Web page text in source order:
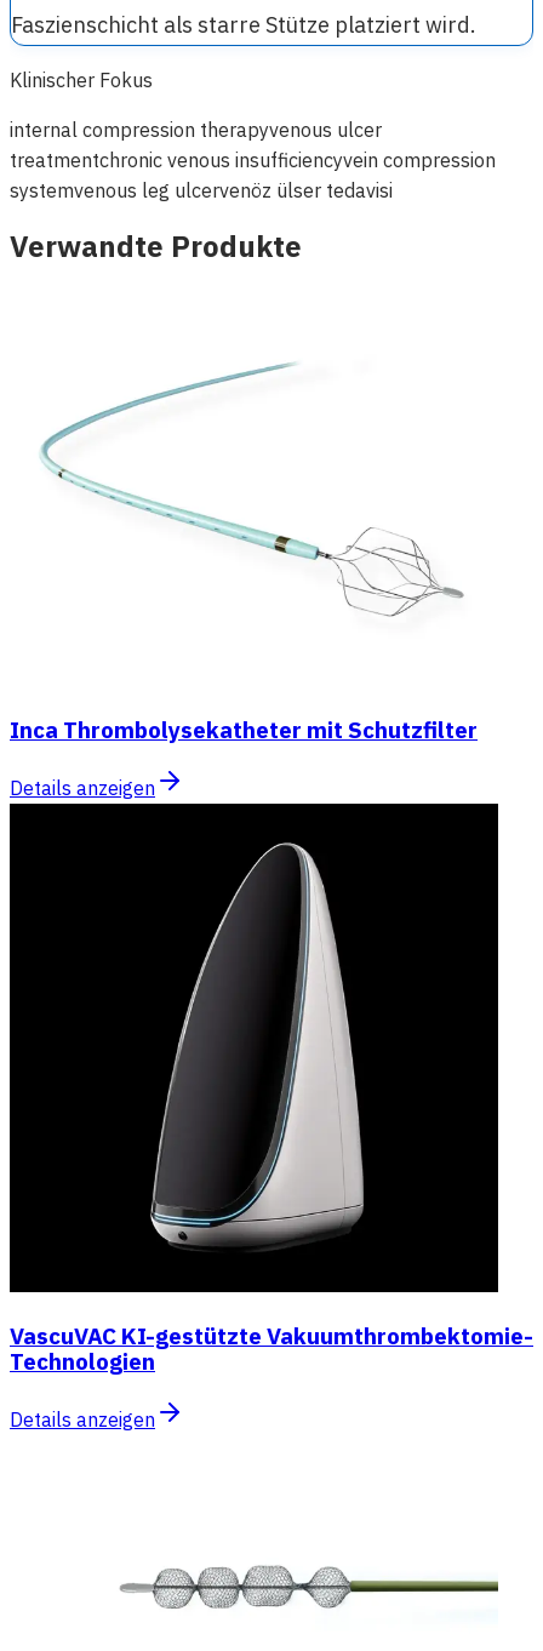
Faszienschicht als starre Stütze platziert wird.
Klinischer Fokus
internal compression therapyvenous ulcer
treatmentchronic venous insufficiencyvein compression
systemvenous leg ulcervenöz ülser tedavisi
Verwandte Produkte
Inca Thrombolysekatheter mit Schutzfilter
Details anzeigen
VascuVAC KI-gestützte Vakuumthrombektomie-
Technologien
Details anzeigen